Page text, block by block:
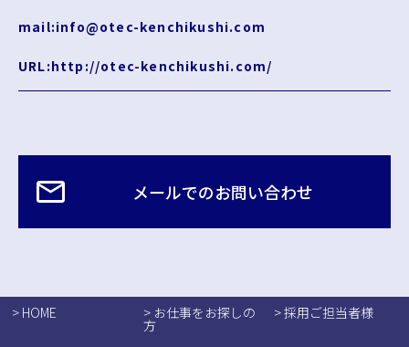
mail:info@otec-kenchikushi.com
URL:http://otec-kenchikushi.com/
メールでのお問い合わせ
> HOME > お仕事をお探しの
方
> 採用ご担当者様